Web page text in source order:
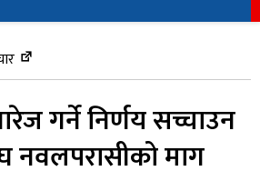
गर्ने निर्णय सच्चाउन
नवलपरासीको माग